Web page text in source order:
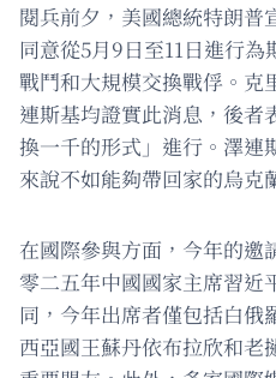
閱兵前夕，美國總統特朗普
同意從5月9日至11日進行
戰鬥和大規模交換戰俘。克
連斯基均證實此消息，後者
換一千的形式」進行。澤連
來說不如能夠帶回家的烏克
在國際參與方面，今年的邀
零二五年中國國家主席習近
同，今年出席者僅包括白俄
西亞國王蘇丹依布拉欣和老